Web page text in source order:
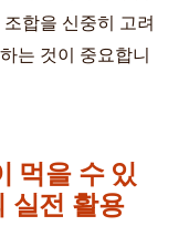
합을 신중히 고려
는 것이 중요합니
먹을 수 있
실전 활용